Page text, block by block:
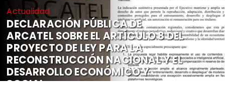
Actualidad
DECLARACIÓN PÚBLICA DE
ARCATEL SOBRE EL ARTÍCULO 8 DEL
PROYECTO DE LEY PARA LA
RECONSTRUCCIÓN NACIONAL Y EL
DESARROLLO ECONÓMICO Y
SOCIAL